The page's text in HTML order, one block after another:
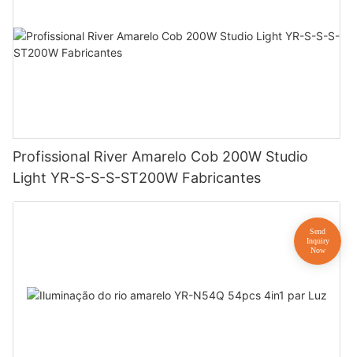
Profissional River Amarelo Cob 200W Studio
Light YR-S-S-S-ST200W Fabricantes